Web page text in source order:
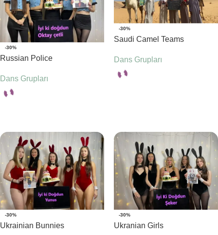
-30%
Russian Police
Dans Grupları
-30%
Saudi Camel Teams
Dans Grupları
-30%
Ukrainian Bunnies
-30%
Ukranian Girls